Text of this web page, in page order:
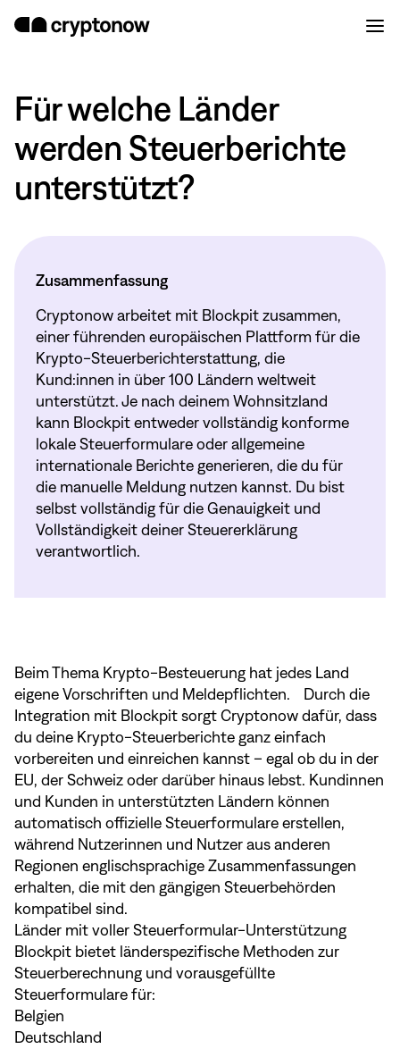
Für welche Länder
werden Steuerberichte
unterstützt?
Zusammenfassung
Cryptonow arbeitet mit Blockpit zusammen,
einer führenden europäischen Plattform für die
Krypto-Steuerberichterstattung, die
Kund:innen in über 100 Ländern weltweit
unterstützt. Je nach deinem Wohnsitzland
kann Blockpit entweder vollständig konforme
lokale Steuerformulare oder allgemeine
internationale Berichte generieren, die du für
die manuelle Meldung nutzen kannst. Du bist
selbst vollständig für die Genauigkeit und
Vollständigkeit deiner Steuererklärung
verantwortlich.
Beim Thema Krypto-Besteuerung hat jedes Land
eigene Vorschriften und Meldepflichten. Durch die
Integration mit Blockpit sorgt Cryptonow dafür, dass
du deine Krypto-Steuerberichte ganz einfach
vorbereiten und einreichen kannst – egal ob du in der
EU, der Schweiz oder darüber hinaus lebst. Kundinnen
und Kunden in unterstützten Ländern können
automatisch offizielle Steuerformulare erstellen,
während Nutzerinnen und Nutzer aus anderen
Regionen englischsprachige Zusammenfassungen
erhalten, die mit den gängigen Steuerbehörden
kompatibel sind.
Länder mit voller Steuerformular-Unterstützung
Blockpit bietet länderspezifische Methoden zur
Steuerberechnung und vorausgefüllte
Steuerformulare für:
Belgien
Deutschland